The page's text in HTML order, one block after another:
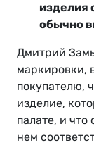
изделия
обычно
Дмитрий
маркировки,
покупателю,
изделие,
палате, и
нем